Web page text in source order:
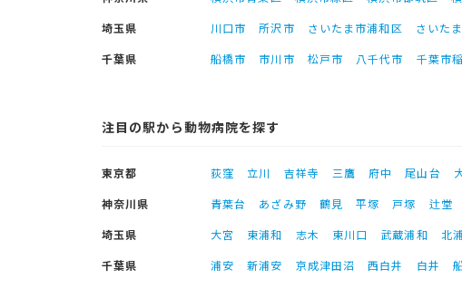
埼玉県
川口市 所沢市 さいたま市浦和区 さいた
千葉県
船橋市 市川市 松戸市 八千代市 千葉市
注目の駅から動物病院を探す
東京都 荻窪 立川 吉祥寺 三鷹 府中 尾山台
神奈川県
青葉台 あざみ野 鶴見 平塚 戸塚 辻堂
埼玉県
大宮 東浦和 志木 東川口 武蔵浦和 北
千葉県
浦安 新浦安 京成津田沼 西白井 白井